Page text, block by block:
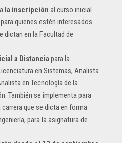
la inscripción al curso inicial
quienes estén interesados
dictan en la Facultad de
a Distanciapara la
en Sistemas, Analista
en Tecnología de la
También se implementa para
que se dicta en forma
para la asignatura de